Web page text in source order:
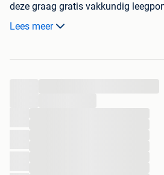
deze graag gratis vakkundig
Dit voor zowel boven als
vrijstaande als in kelders
Lees meer